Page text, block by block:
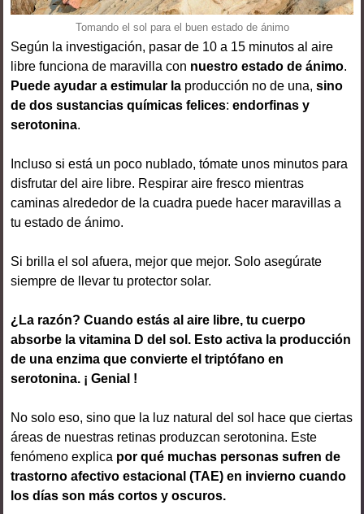
Tomando el sol para el buen estado de ánimo
Según la investigación, pasar de 10 a 15 minutos al aire
libre funciona de maravilla con nuestro estado de ánimo.
Puede ayudar a estimular la producción no de una,sino
de dos sustancias químicas felices:endorfinas y
serotonina.
Incluso si está un poco nublado, tómate unos minutos para
disfrutar del aire libre. Respirar aire fresco mientras
caminas alrededor de la cuadra puede hacer maravillas a
tu estado de ánimo.
Si brilla el sol afuera, mejor que mejor. Solo asegúrate
siempre de llevar tu protector solar.
¿La razón? Cuando estás al aire libre, tu cuerpo
absorbe la vitamina D del sol. Esto activa la producción
de una enzima que convierte el triptófano en
serotonina. ¡ Genial !
No solo eso, sino que la luz natural del sol hace que ciertas
áreas de nuestras retinas produzcan serotonina. Este
fenómeno explica por qué muchas personas sufren de
trastorno afectivo estacional (TAE) en invierno cuando
los días son más cortos y oscuros.